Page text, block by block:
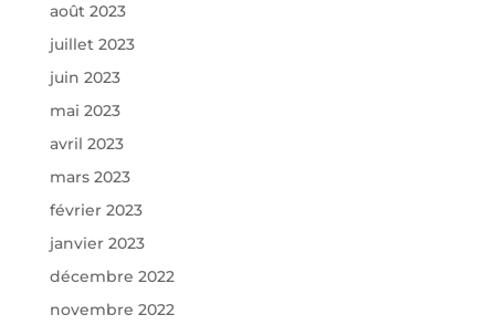
août 2023
juillet 2023
juin 2023
mai 2023
avril 2023
mars 2023
février 2023
janvier 2023
décembre 2022
novembre 2022